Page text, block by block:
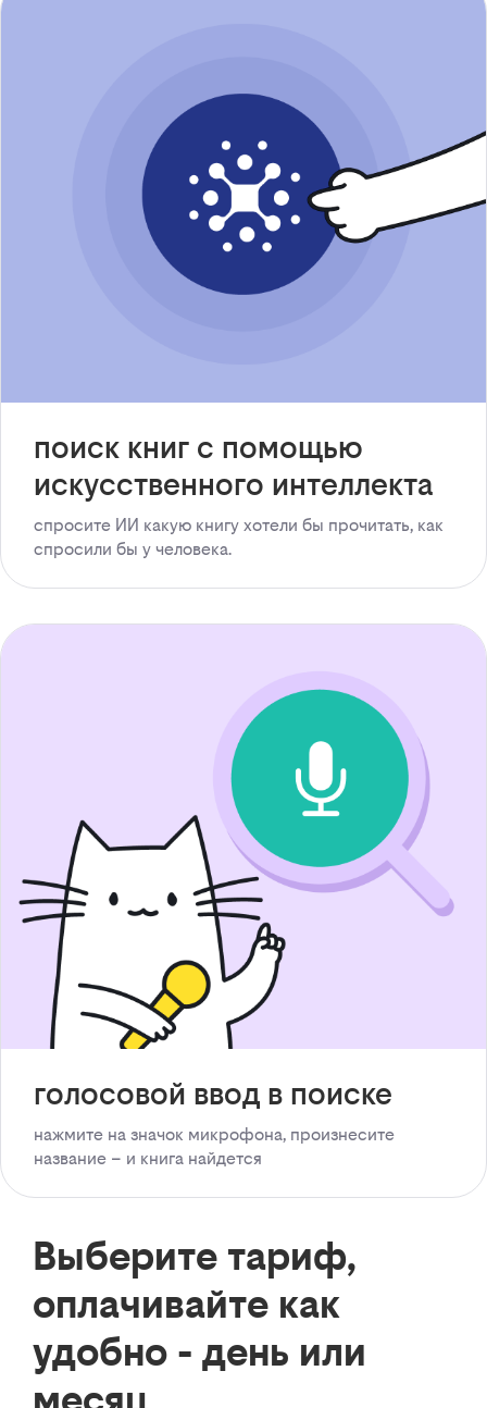
поиск книг с помощью
искусственного интеллекта
спросите ИИ какую книгу хотели бы прочитать, как
спросили бы у человека.
голосовой ввод в поиске
нажмите на значок микрофона, произнесите
название – и книга найдется
Выберите тариф,
оплачивайте как
удобно - день или